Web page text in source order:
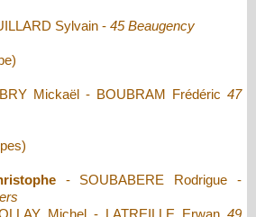
Sylvain - 45 Beaugency
Mickaël - BOUBRAM Frédéric 47
- SOUBABERE Rodrigue -
Michel - LATREILLE Erwan 49